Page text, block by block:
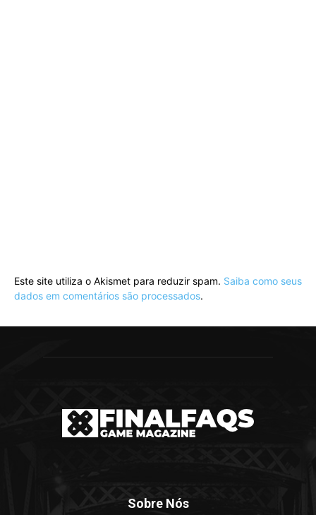
Este site utiliza o Akismet para reduzir spam. Saiba como seus
dados em comentários são processados.
Sobre Nós